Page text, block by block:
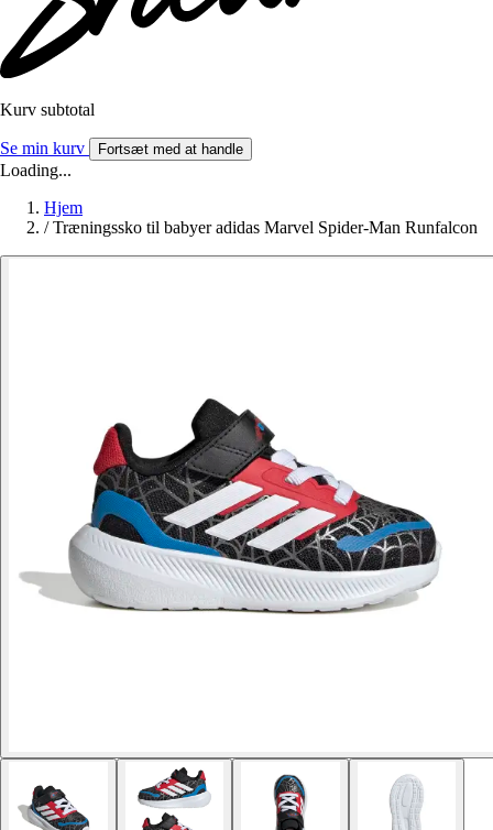
Kurv subtotal
Se min kurv Fortsæt med at handle
Loading...
Hjem
/ Træningssko til babyer adidas Marvel Spider-Man Runfalcon